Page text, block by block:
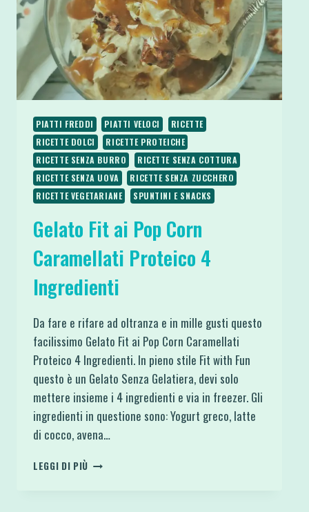
PIATTI FREDDI PIATTI VELOCI
RICETTE
RICETTE DOLCI
RICETTE PROTEICHE
RICETTE SENZA BURRO
RICETTE SENZA COTTURA
RICETTE SENZA UOVA
RICETTE SENZA ZUCCHERO
RICETTE VEGETARIANE
SPUNTINI E SNACKS
Gelato Fit ai Pop Corn
Caramellati Proteico 4
Ingredienti
Da fare e rifare ad oltranza e in mille gusti questo
facilissimo Gelato Fit ai Pop Corn Caramellati
Proteico 4 Ingredienti. In pieno stile Fit with Fun
questo è un Gelato Senza Gelatiera, devi solo
mettere insieme i 4 ingredienti e via in freezer. Gli
ingredienti in questione sono: Yogurt greco, latte
di cocco, avena…
LEGGI DI PIÙ GELATO